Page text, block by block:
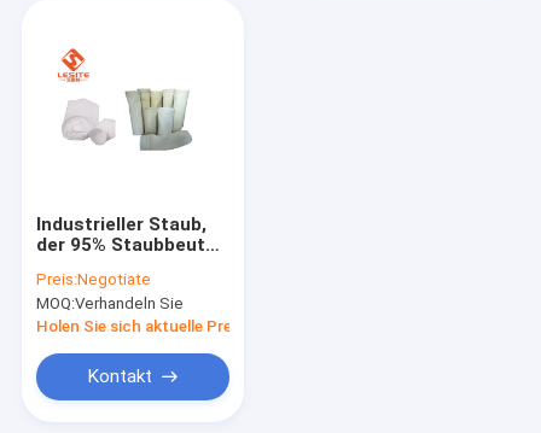
Industrieller Staub,
der 95% Staubbeutel-
Hepa-Filter sammelt
Preis:Negotiate
MOQ:Verhandeln Sie
Holen Sie sich aktuelle Preis
Kontakt